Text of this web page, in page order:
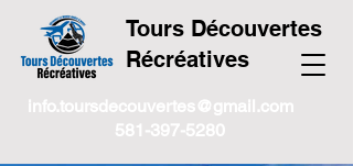
Tours Découvertes
Récréatives
info.toursdecouvertes@gmail.com
581-397-5280